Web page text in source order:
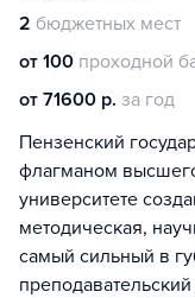
2 бюджетных мест
от 100 проходной
от 71600 р. за год
Пензенский
флагманом
университете
методическая,
самый сильный в